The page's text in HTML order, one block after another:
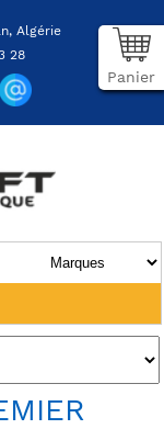
Algérie
28
Panier